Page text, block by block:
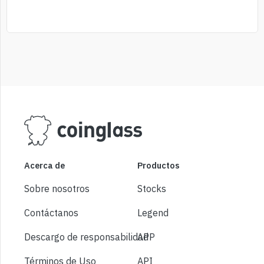
Acerca de
Sobre nosotros
Contáctanos
Descargo de responsabilidad
Términos de Uso
Productos
Stocks
Legend
APP
API